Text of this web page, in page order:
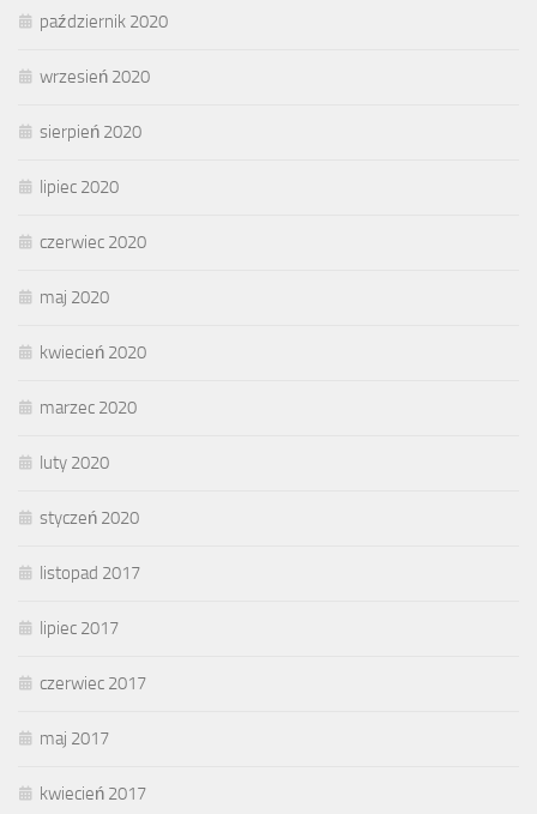
październik 2020
wrzesień 2020
sierpień 2020
lipiec 2020
czerwiec 2020
maj 2020
kwiecień 2020
marzec 2020
luty 2020
styczeń 2020
listopad 2017
lipiec 2017
czerwiec 2017
maj 2017
kwiecień 2017